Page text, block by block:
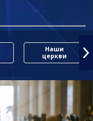
Наши
церкви